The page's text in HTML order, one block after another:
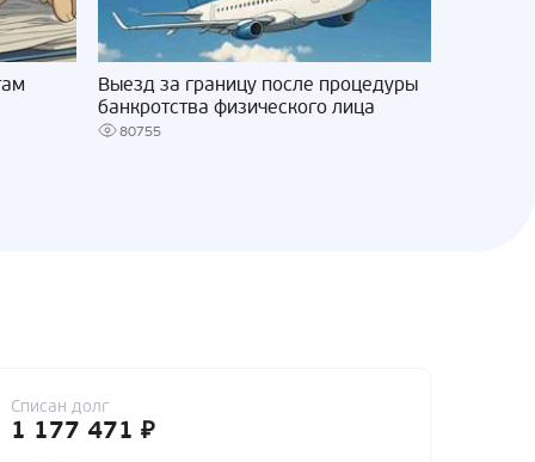
Выезд за границу после процедуры
банкротства физического лица
80755
Списан долг
1 177 471 ₽